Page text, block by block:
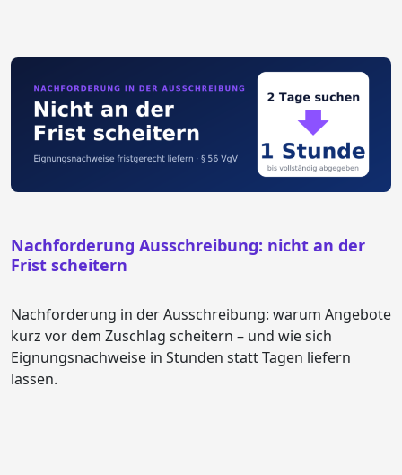
Nachforderung Ausschreibung: nicht an der
Frist scheitern
Nachforderung in der Ausschreibung: warum Angebote
kurz vor dem Zuschlag scheitern – und wie sich
Eignungsnachweise in Stunden statt Tagen liefern
lassen.